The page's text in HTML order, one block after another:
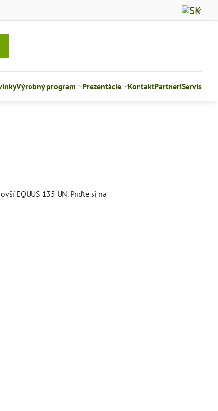
Výrobný program Prezentácie KontaktPartneriServis
EQUUS 135 UN. Príďte si na